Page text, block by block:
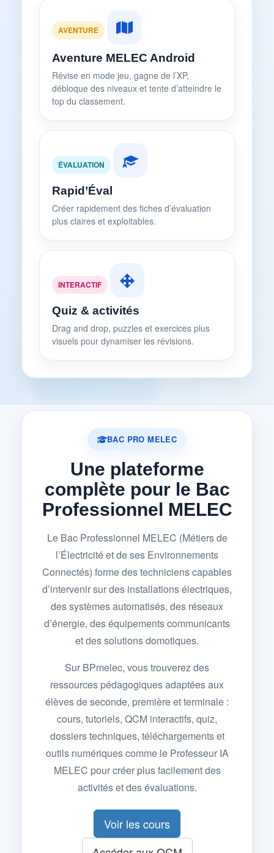
AVENTURE
Aventure MELEC Android
Révise en mode jeu, gagne de l’XP,
débloque des niveaux et tente d’atteindre le
top du classement.
ÉVALUATION
Rapid’Éval
Créer rapidement des fiches d’évaluation
plus claires et exploitables.
INTERACTIF
Quiz & activités
Drag and drop, puzzles et exercices plus
visuels pour dynamiser les révisions.
BAC PRO MELEC
Une plateforme
complète pour le Bac
Professionnel MELEC
Le Bac Professionnel MELEC (Métiers de
l’Électricité et de ses Environnements
Connectés) forme des techniciens capables
d’intervenir sur des installations électriques,
des systèmes automatisés, des réseaux
d’énergie, des équipements communicants
et des solutions domotiques.
Sur BPmelec, vous trouverez des
ressources pédagogiques adaptées aux
élèves de seconde, première et terminale :
cours, tutoriels, QCM interactifs, quiz,
dossiers techniques, téléchargements et
outils numériques comme le Professeur IA
MELEC pour créer plus facilement des
activités et des évaluations.
Voir les cours